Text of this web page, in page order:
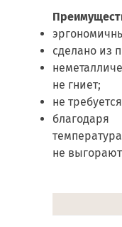
сделано из
не гниет;
не
не